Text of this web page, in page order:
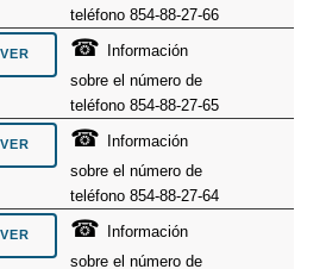
teléfono 854-88-27-66
☎
Información
sobre el número de
teléfono 854-88-27-65
☎
Información
sobre el número de
teléfono 854-88-27-64
☎
Información
sobre el número de